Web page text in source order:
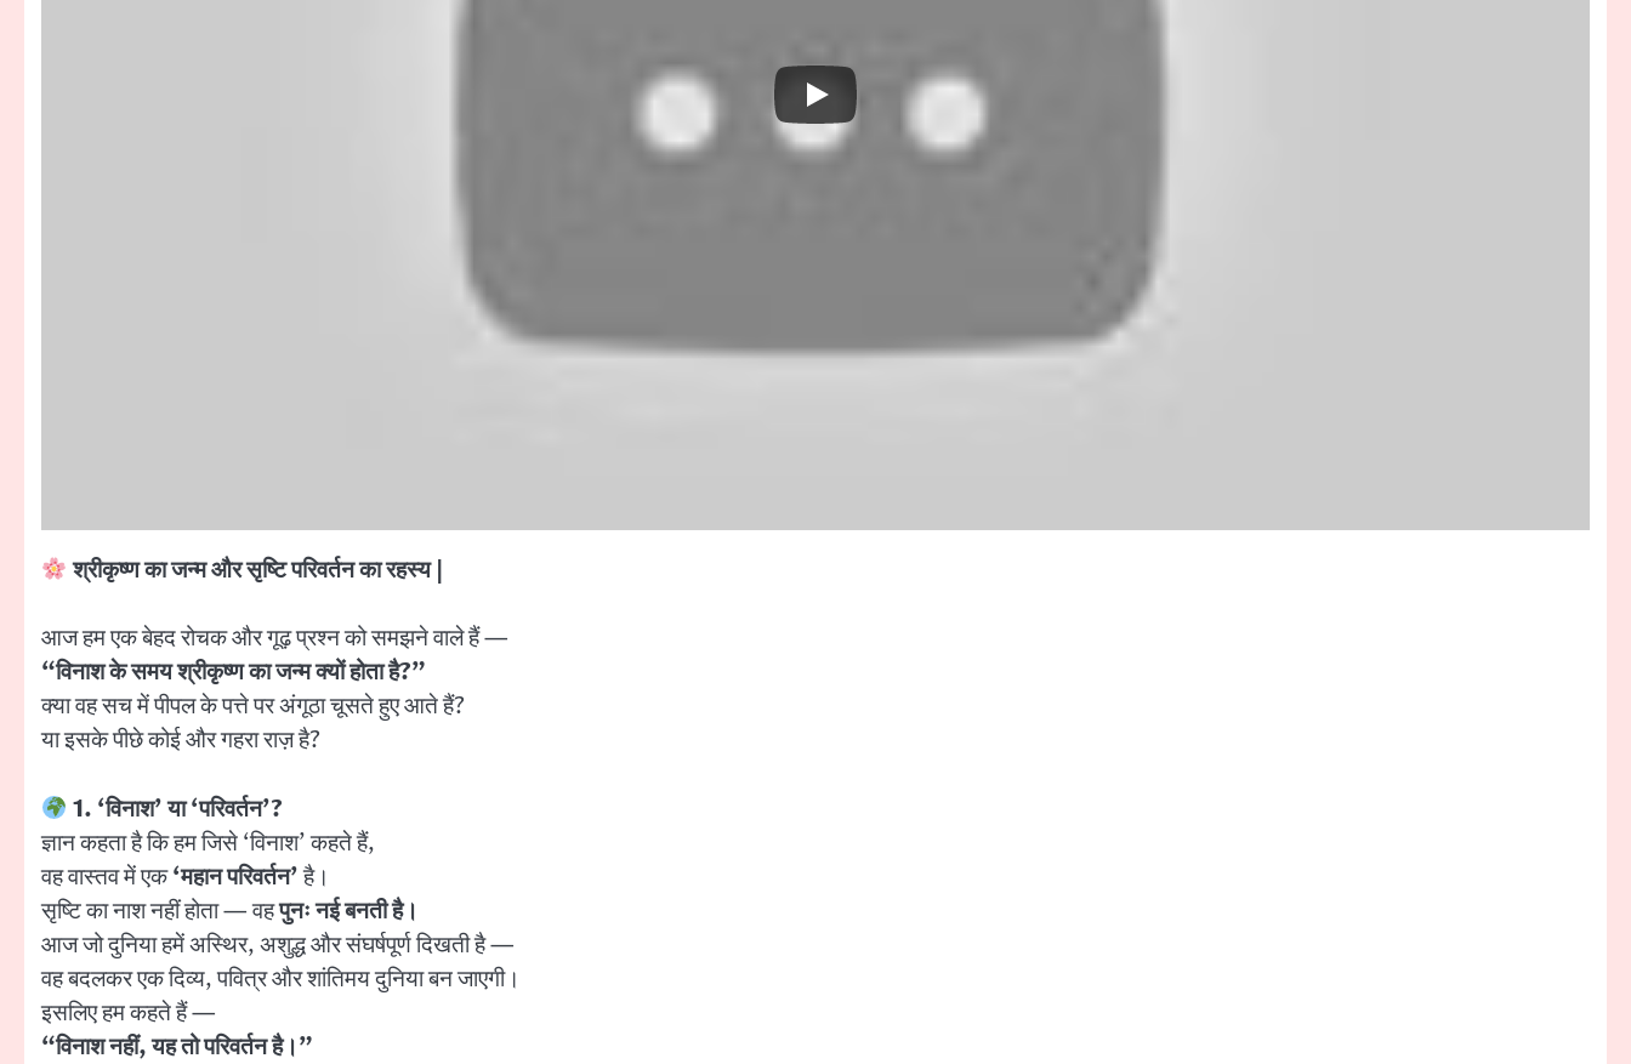
श्रीकृष्ण का जन्म और सृष्टि परिवर्तन का रहस्य |
आज हम एक बेहद रोचक और गूढ़ प्रश्न को समझने वाले हैं —
“विनाश के समय श्रीकृष्ण का जन्म क्यों होता है?”
क्या वह सच में पीपल के पत्ते पर अंगूठा चूसते हुए आते हैं?
या इसके पीछे कोई और गहरा राज़ है?
1. ‘विनाश’ या ‘परिवर्तन’?
ज्ञान कहता है कि हम जिसे ‘विनाश’ कहते हैं,
वह वास्तव में एक‘महान परिवर्तन’है।
सृष्टि का नाश नहीं होता — वहपुनः नई बनती है।
आज जो दुनिया हमें अस्थिर, अशुद्ध और संघर्षपूर्ण दिखती है —
वह बदलकर एक दिव्य, पवित्र और शांतिमय दुनिया बन जाएगी।
इसलिए हम कहते हैं —
“विनाश नहीं, यह तो परिवर्तन है।”